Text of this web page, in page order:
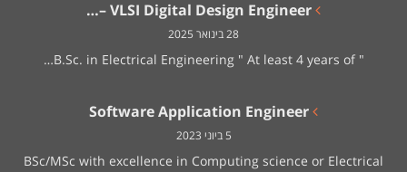
VLSI Digital Design Engineer –…
28 בינואר 2025
" B.Sc. in Electrical Engineering " At least 4 years of…
Software Application Engineer
5 ביוני 2023
BSc/MSc with excellence in Computing science or Electrical